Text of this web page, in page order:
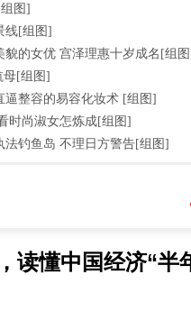
图]
线[组图]
貌的女优 宫泽理惠十岁成名[组
母[组图]
逼整容的易容化妆术 [组图]
时尚淑女怎炼成[组图]
法钓鱼岛 不理日方警告[组图]